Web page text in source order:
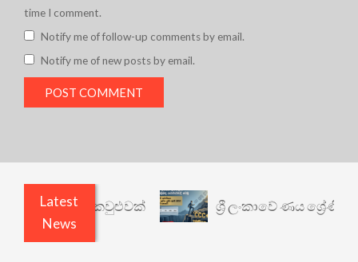
time I comment.
Notify me of follow-up comments by email.
Notify me of new posts by email.
Latest
News
කවුළුවක් ශ්‍රී ලංකාවේ ණය ශ්‍රේණිගත